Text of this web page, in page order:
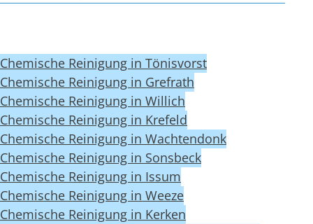
Chemische Reinigung in Tönisvorst
Chemische Reinigung in Grefrath
Chemische Reinigung in Willich
Chemische Reinigung in Krefeld
Chemische Reinigung in Wachtendonk
Chemische Reinigung in Sonsbeck
Chemische Reinigung in Issum
Chemische Reinigung in Weeze
Chemische Reinigung in Kerken